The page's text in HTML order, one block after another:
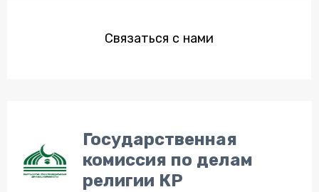
Связаться с нами
Государственная
комиссия по делам
религии КР